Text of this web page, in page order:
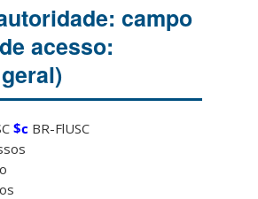
campo
acesso:
$c BR-FlUSC